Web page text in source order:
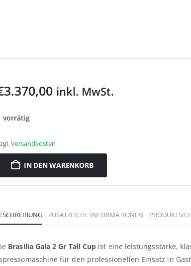
3.370,00 inkl. MwSt.
vorrätig
Versandkosten
IN DEN WARENKORB
ZUSÄTZLICHE INFORMATIONEN
Brasilia Gala 2 Gr Tall Cup ist eine leistungsstarke,
für den professionellen Einsatz in